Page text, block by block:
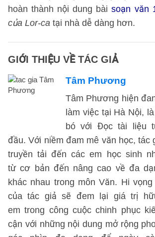
hoàn thành nội dung bàisoạn văn
của Lor-ca tại nhà dễ dàng hơn.
GIỚI THIỆU VỀ TÁC GIẢ
Tâm Phương
Tâm Phương hiện
làm việc tại Hà Nội,
bó với Đọc tài liệu
đầu. Với niềm đam mê văn học, tác
truyền tải đến các em học sinh
từ cơ bản đến nâng cao về đa
khác nhau trong môn Văn. Hi
của tác giả sẽ đem lại giá trị
em trong công cuộc chinh phục
cận với những nội dung mở rộng